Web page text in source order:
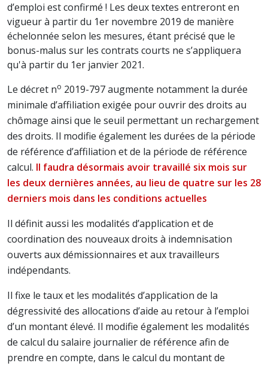
d’emploi est confirmé ! Les deux textes entreront en
vigueur à partir du 1er novembre 2019 de manière
échelonnée selon les mesures, étant précisé que le
bonus-malus sur les contrats courts ne s’appliquera
qu'à partir du 1er janvier 2021.
Le décret no 2019-797 augmente notamment la durée
minimale d’affiliation exigée pour ouvrir des droits au
chômage ainsi que le seuil permettant un rechargement
des droits. Il modifie également les durées de la période
de référence d’affiliation et de la période de référence
calcul. Il faudra désormais avoir travaillé six mois sur
les deux dernières années, au lieu de quatre sur les 28
derniers mois dans les conditions actuelles
Il définit aussi les modalités d’application et de
coordination des nouveaux droits à indemnisation
ouverts aux démissionnaires et aux travailleurs
indépendants.
Il fixe le taux et les modalités d’application de la
dégressivité des allocations d’aide au retour à l’emploi
d’un montant élevé. Il modifie également les modalités
de calcul du salaire journalier de référence afin de
prendre en compte, dans le calcul du montant de